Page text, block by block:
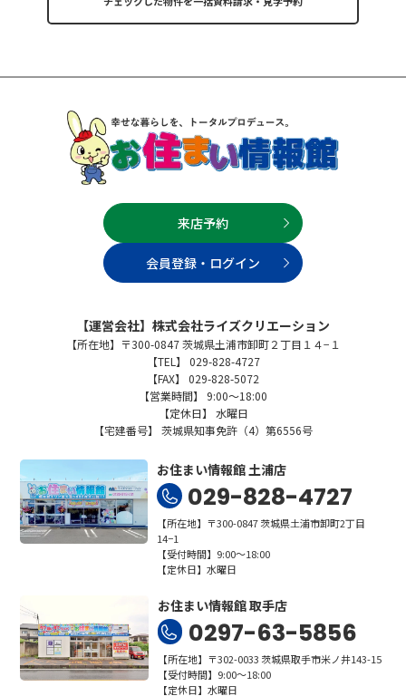
来店予約
会員登録・ログイン
【運営会社】株式会社ライズクリエーション
【所在地】〒300-0847 茨城県土浦市卸町２丁目１４−１
【TEL】 029-828-4727
【FAX】 029-828-5072
【営業時間】 9:00～18:00
【定休日】 水曜日
【宅建番号】 茨城県知事免許（4）第6556号
お住まい情報館 土浦店
029-828-4727
【所在地】〒300-0847 茨城県土浦市卸町2丁目
14−1
【受付時間】9:00～18:00
【定休日】水曜日
お住まい情報館 取手店
0297-63-5856
【所在地】〒302-0033 茨城県取手市米ノ井143-15
【受付時間】9:00～18:00
【定休日】水曜日